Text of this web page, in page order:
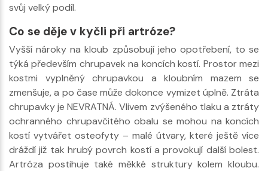
svůj velký podíl.
Co se děje v kyčli při artróze?
Vyšší nároky na kloub způsobují jeho opotřebení, to se
týká především chrupavek na koncích kostí. Prostor mezi
kostmi vyplněný chrupavkou a kloubním mazem se
zmenšuje, a po čase může dokonce vymizet úplně. Ztráta
chrupavky je NEVRATNÁ. Vlivem zvýšeného tlaku a ztráty
ochranného chrupavčitého obalu se mohou na koncích
kostí vytvářet osteofyty – malé útvary, které ještě více
dráždí již tak hrubý povrch kostí a provokují další bolest.
Artróza postihuje také měkké struktury kolem kloubu.